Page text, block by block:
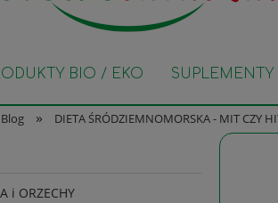
BIO / EKO SUPLEMENTY
Blog » DIETA ŚRÓDZIEMNOMORSKA - MIT CZY
i ORZECHY